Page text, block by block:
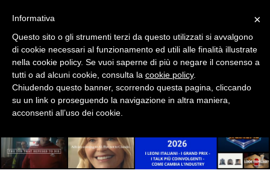
EVENTI
MOBILE
PROMOZIONI
PRODOTTI
×
Informativa
Questo sito o gli strumenti terzi da questo utilizzati si avvalgono
di cookie necessari al funzionamento ed utili alle finalità illustrate
nella cookie policy. Se vuoi saperne di più o negare il consenso a
tutti o ad alcuni cookie, consulta la cookie policy.
Chiudendo questo banner, scorrendo questa pagina, cliccando
su un link o proseguendo la navigazione in altra maniera,
acconsenti all’uso dei cookie.